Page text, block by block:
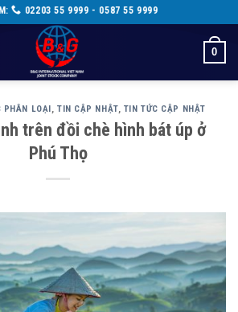
- 0587 55 9999
0
PHÂN LOẠI, TIN CẬP NHẬT, TIN TỨC CẬP NHẬT
trên đồi chè hình bát úp ở
Phú Thọ